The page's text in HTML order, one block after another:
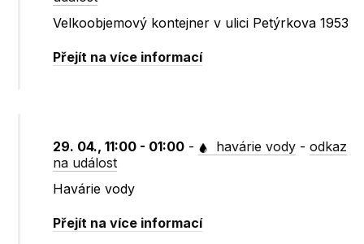
Velkoobjemový kontejner v ulici Petýrkova 1953
Přejít na více informací
29. 04., 11:00 - 01:00 - havárie vody -odkaz
na událost
Havárie vody
Přejít na více informací